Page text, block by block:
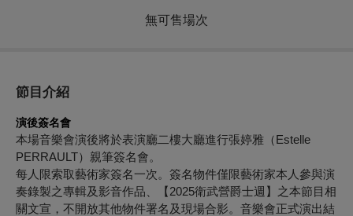
無可售場次
節目介紹
演後簽名會
本場音樂會演後將於表演廳二樓大廳進行張婷雅（Estelle
PERRAULT）親筆簽名會。
每人限索取藝術家簽名一次。簽名物件僅限藝術家本人參與演
奏錄製之專輯及影音作品、【2025衛武營爵士週】之本節目相
關文宣，不開放其他物件署名及現場合影。音樂會正式演出結